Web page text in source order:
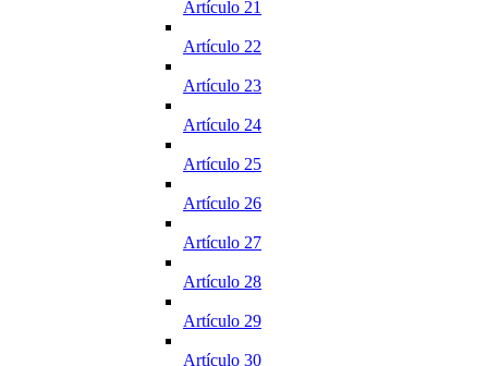
Artículo 21
Artículo 22
Artículo 23
Artículo 24
Artículo 25
Artículo 26
Artículo 27
Artículo 28
Artículo 29
Artículo 30